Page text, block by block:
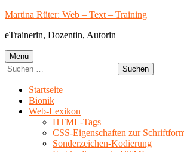
Springe
Inhalt
Martina Rüter: Web – Text – Training
eTrainerin, Dozentin, Autorin
Primäres
Menü
Menü
Suchen
nach:
Startseite
Bionik
Web-Lexikon
HTML-Tags
CSS-Eigenschaften zur
Sonderzeichen-Kodierung